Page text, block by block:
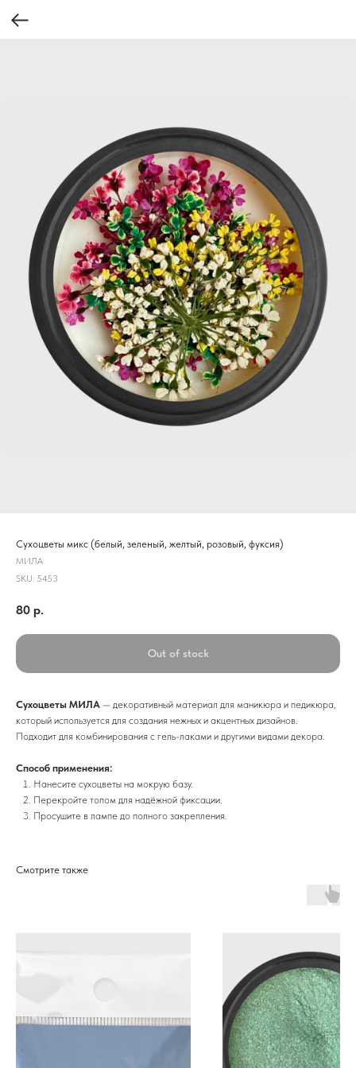
Сухоцветы микс (белый, зеленый, желтый, розовый, фуксия)
МИЛА
SKU: 5453
80 р.
Out of stock
Сухоцветы МИЛА — декоративный материал для маникюра и педикюра,
который используется для создания нежных и акцентных дизайнов.
Подходит для комбинирования с гель-лаками и другими видами декора.
Способ применения:
Нанесите сухоцветы на мокрую базу.
Перекройте топом для надёжной фиксации.
Просушите в лампе до полного закрепления.
Смотрите также